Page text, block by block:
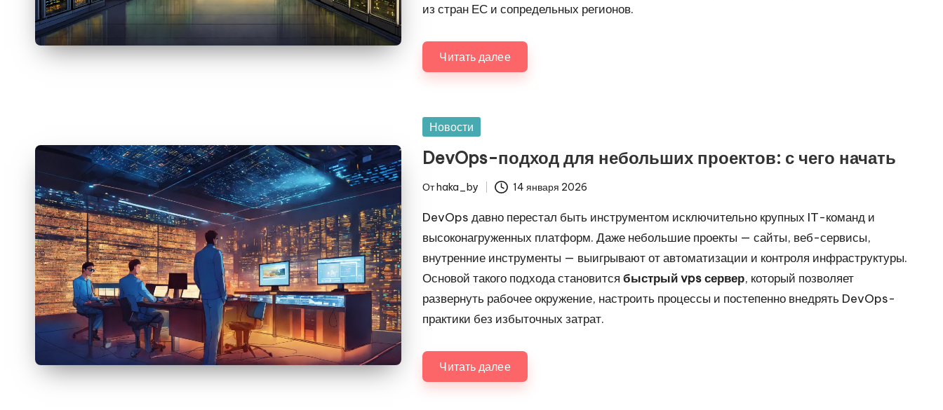
из стран ЕС и сопредельных регионов.
Читать далее
Опубликовано
Новости
DevOps-подход для небольших проектов: с чего начать
Запись
от
Отhaka_by 14 января 2026
DevOps давно перестал быть инструментом исключительно крупных IT-команд и
высоконагруженных платформ. Даже небольшие проекты — сайты, веб-сервисы,
внутренние инструменты — выигрывают от автоматизации и контроля инфраструктуры.
Основой такого подхода становитсябыстрый vps сервер, который позволяет
развернуть рабочее окружение, настроить процессы и постепенно внедрять DevOps-
практики без избыточных затрат.
Читать далее